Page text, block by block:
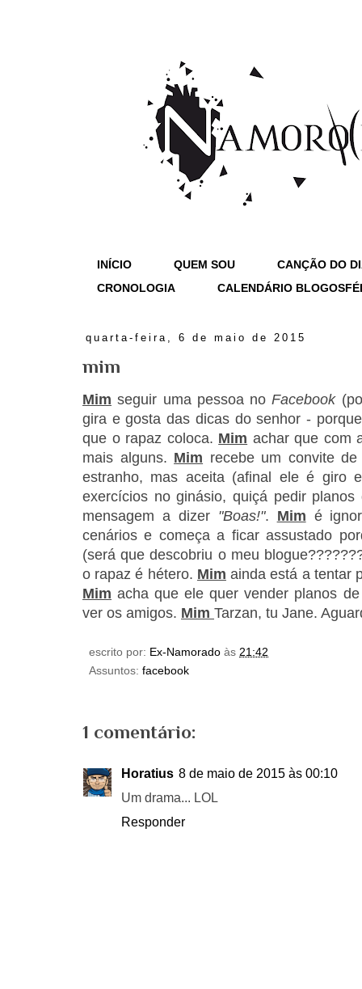
INÍCIO QUEM SOU
CANÇÃO DO
CRONOLOGIA
CALENDÁRIO
quarta-feira, 6 de maio de 2015
mim
Mim seguir uma pessoa noFacebook
gira e gosta das dicas do senhor -
que o rapaz coloca. Mim achar que com
mais alguns. Mim recebe um convite
estranho, mas aceita (afinal ele é giro
exercícios no ginásio, quiçá pedir
mensagem a dizer "Boas!". Mim é
cenários e começa a ficar assustado
(será que descobriu o meu
o rapaz é hétero. Mim ainda está a tentar
Mim acha que ele quer vender planos
ver os amigos. Mim Tarzan, tu Jane.
escrito por: Ex-Namorado às 21:42
Assuntos: facebook
1 comentário:
Horatius 8 de maio de 2015 às 00:10
Um drama... LOL
Responder